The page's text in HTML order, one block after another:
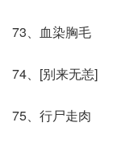
73、血染胸毛
74、[别来无恙]
75、行尸走肉